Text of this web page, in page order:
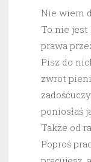
Nie wiem
To nie jest
prawa
Pisz do
zwrot
poniosłaś
Także od
Poproś